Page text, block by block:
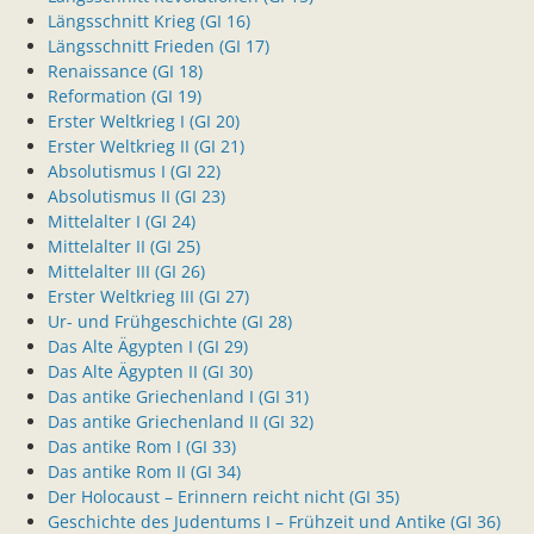
Längsschnitt Krieg (GI 16)
Längsschnitt Frieden (GI 17)
Renaissance (GI 18)
Reformation (GI 19)
Erster Weltkrieg I (GI 20)
Erster Weltkrieg II (GI 21)
Absolutismus I (GI 22)
Absolutismus II (GI 23)
Mittelalter I (GI 24)
Mittelalter II (GI 25)
Mittelalter III (GI 26)
Erster Weltkrieg III (GI 27)
Ur- und Frühgeschichte (GI 28)
Das Alte Ägypten I (GI 29)
Das Alte Ägypten II (GI 30)
Das antike Griechenland I (GI 31)
Das antike Griechenland II (GI 32)
Das antike Rom I (GI 33)
Das antike Rom II (GI 34)
Der Holocaust – Erinnern reicht nicht (GI 35)
Geschichte des Judentums I – Frühzeit und Antike (GI 36)